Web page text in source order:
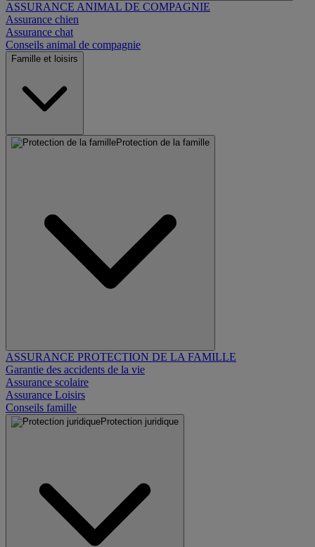
ASSURANCE ANIMAL DE COMPAGNIE
Assurance chien
Assurance chat
Conseils animal de compagnie
Famille et loisirs
Protection de la famille
ASSURANCE PROTECTION DE LA FAMILLE
Garantie des accidents de la vie
Assurance scolaire
Assurance Loisirs
Conseils famille
Protection juridique